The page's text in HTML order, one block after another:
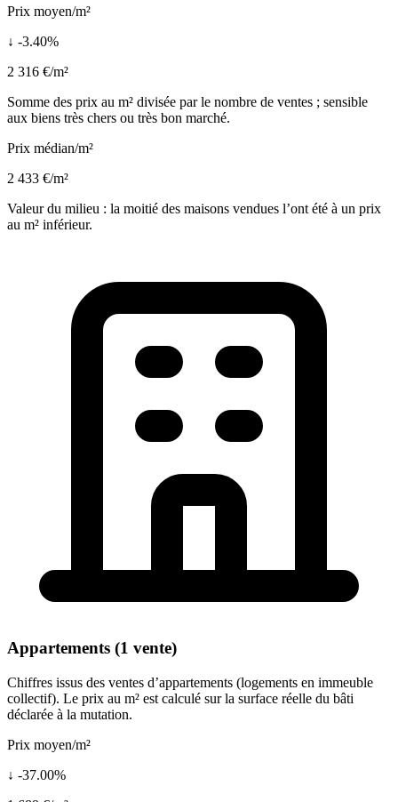
Prix moyen/m²
↓ -3.40%
2 316 €/m²
Somme des prix au m² divisée par le nombre de ventes ; sensible
aux biens très chers ou très bon marché.
Prix médian/m²
2 433 €/m²
Valeur du milieu : la moitié des maisons vendues l’ont été à un prix
au m² inférieur.
Appartements (1 vente)
Chiffres issus des ventes d’appartements (logements en immeuble
collectif). Le prix au m² est calculé sur la surface réelle du bâti
déclarée à la mutation.
Prix moyen/m²
↓ -37.00%